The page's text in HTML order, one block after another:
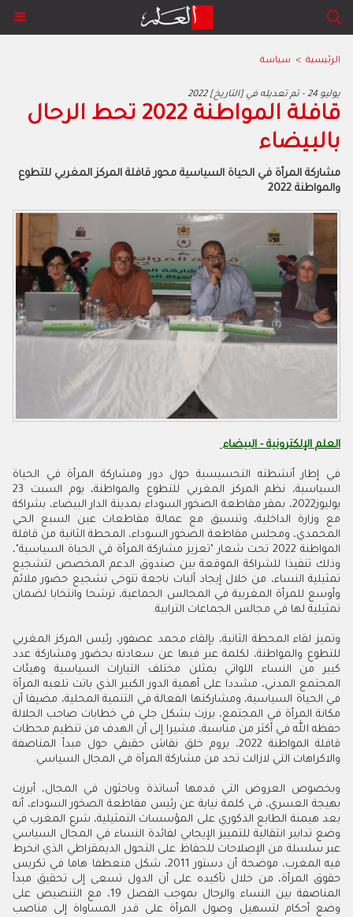
الرئيسية > سياسة
2022 يوليو 24 - تم تعديله في [التاريخ]
قافلة المواطنة 2022 تحط الرحال
بالبيضاء
مشاركة المرأة في الحياة السياسية محور قافلة المركز المغربي للتطوع
والمواطنة 2022
العلم الإلكترونية - البيضاء
في إطار أنشطته التحسيسية حول دور ومشاركة المرأة في الحياة
السياسية، نظم المركز المغربي للتطوع والمواطنة، يوم السبت 23
يوليوز2022، بمقر مقاطعة الصخور السوداء بمدينة الدار البيضاء، بشراكة
مع وزارة الداخلية، وتنسيق مع عمالة مقاطعات عين السبع الحي
المحمدي، ومجلس مقاطعة الصخور السوداء، المحطة الثانية من قافلة
المواطنة 2022 تحت شعار "تعزيز مشاركة المرأة في الحياة السياسية"،
وذلك تنفيذا للشراكة الموقعة بين صندوق الدعم المخصص لتشجيع
تمثيلية النساء، من خلال إيجاد آليات ناجعة تتوخى تشجيع حضور ملائم
وأوسع للمرأة المغربية في المجالس الجماعية، ترشحا وانتخابا لضمان
تمثيلية لها في مجالس الجماعات الترابية.
وتميز لقاء المحطة الثانية، بإلقاء محمد عصفور، رئيس المركز المغربي
للتطوع والمواطنة، لكلمة عبر فيها عن سعادته بحضور ومشاركة عدد
كبير من النساء اللواتي يمثلن مختلف التيارات السياسية وهيئات
المجتمع المدني، مشددا على أهمية الدور الكبير الذي باتت تلعبه المرأة
في الحياة السياسية، ومشاركتها الفعالة في التنمية المحلية، مضيفا أن
مكانة المرأة في المجتمع، برزت بشكل جلي في خطابات صاحب الجلالة
حفظه الله في أكثر من مناسبة، مشيرا إلى أن الهدف من تنظيم محطات
قافلة المواطنة 2022، يروم خلق نقاش حقيقي حول مبدأ المناصفة
والاكراهات التي لازالت تحد من مشاركة المرأة في المجال السياسي.
وبخصوص العروض التي قدمها أساتذة وباحثون في المجال، أبرزت
بهيجة العسري، في كلمة نيابة عن رئيس مقاطعة الصخور السوداء، أنه
بعد هيمنة الطابع الذكوري على المؤسسات التمثيلية، شرع المغرب في
وضع تدابير انتقالية للتمييز الإيجابي لفائدة النساء في المجال السياسي
عبر سلسلة من الإصلاحات للحفاظ على التحول الديمقراطي الذي انخرط
فيه المغرب، موضحة أن دستور 2011، شكل منعطفا هاما في تكريس
حقوق المرأة، من خلال تأكيده على أن الدول تسعى إلى تحقيق مبدأ
المناصفة بين النساء والرجال بموجب الفصل 19، مع التنصيص على
وضع أحكام لتسهيل وصول المرأة على قدر المساواة إلى مناصب